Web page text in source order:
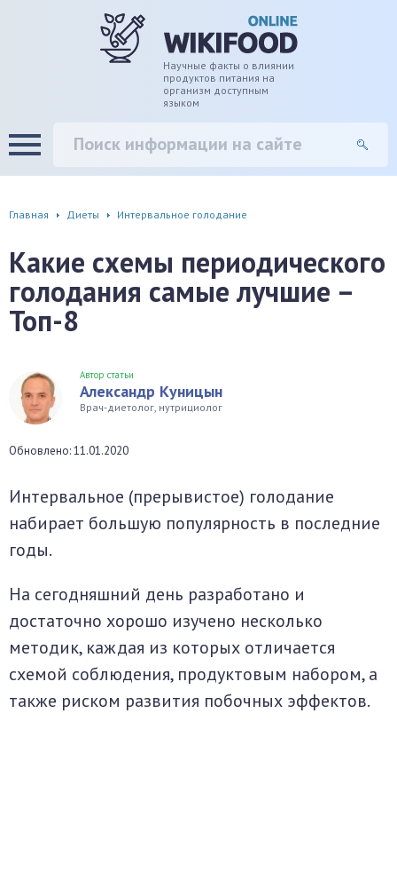
Научные факты о влиянии
продуктов питания на
организм доступным
языком
Главная Диеты Интервальное голодание
Какие схемы периодического
голодания самые лучшие –
Топ-8
Автор статьи
Александр Куницын
Врач-диетолог, нутрициолог
Обновлено: 11.01.2020
Интервальное (прерывистое) голодание
набирает большую популярность в последние
годы.
На сегодняшний день разработано и
достаточно хорошо изучено несколько
методик, каждая из которых отличается
схемой соблюдения, продуктовым набором, а
также риском развития побочных эффектов.
ЖКТ
система
система
суставы, мышцы
сужение сосудов
от депрессии и